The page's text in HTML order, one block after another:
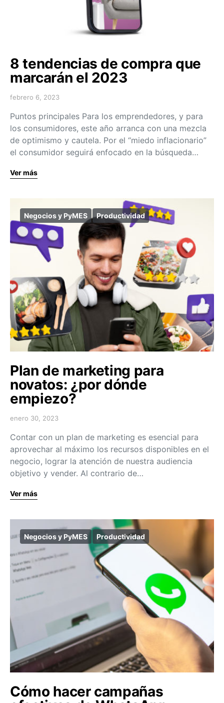
8 tendencias de compra que
marcarán el 2023
febrero 6, 2023
Puntos principales Para los emprendedores, y para
los consumidores, este año arranca con una mezcla
de optimismo y cautela. Por el “miedo inflacionario”
el consumidor seguirá enfocado en la búsqueda…
Ver más
Negocios y PyMES Productividad
Plan de marketing para
novatos: ¿por dónde
empiezo?
enero 30, 2023
Contar con un plan de marketing es esencial para
aprovechar al máximo los recursos disponibles en el
negocio, lograr la atención de nuestra audiencia
objetivo y vender. Al contrario de…
Ver más
Negocios y PyMES Productividad
Cómo hacer campañas